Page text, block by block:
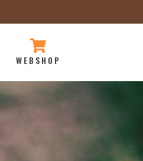

WEBSHOP